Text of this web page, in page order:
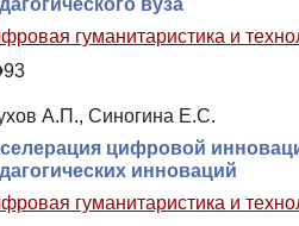
вуза
гуманитаристика и
93
А.П., Синогина Е.С.
цифровой
инноваций
гуманитаристика и